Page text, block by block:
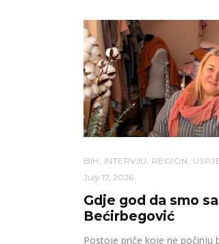
BIH INTERVJU REGION
July 17, 2026
Gdje god da smo
Bećirbegović
Postoje priče koje ne počinju